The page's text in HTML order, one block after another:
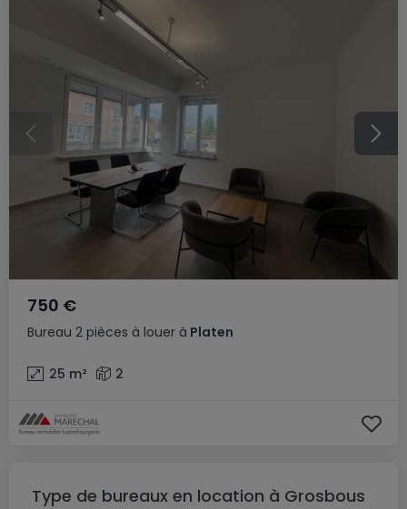
Bureau 2 pièces à louer à Platen
750 €
25 m² 2
Type de bureaux en location à Grosbous